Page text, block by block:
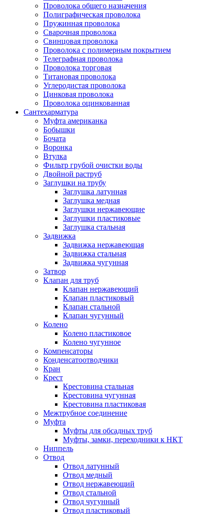
Проволока общего назначения
Полиграфическая проволока
Пружинная проволока
Сварочная проволока
Свинцовая проволока
Проволока с полимерным покрытием
Телеграфная проволока
Проволока торговая
Титановая проволока
Углеродистая проволока
Цинковая проволока
Проволока оцинкованная
Сантехарматура
Муфта американка
Бобышки
Бочата
Воронка
Втулка
Фильтр грубой очистки воды
Двойной раструб
Заглушки на трубу
Заглушка латунная
Заглушка медная
Заглушки нержавеющие
Заглушки пластиковые
Заглушка стальная
Задвижка
Задвижка нержавеющая
Задвижка стальная
Задвижка чугунная
Затвор
Клапан для труб
Клапан нержавеющий
Клапан пластиковый
Клапан стальной
Клапан чугунный
Колено
Колено пластиковое
Колено чугунное
Компенсаторы
Конденсатоотводчики
Кран
Крест
Крестовина стальная
Крестовина чугунная
Крестовина пластиковая
Межтрубное соединение
Муфта
Муфты для обсадных труб
Муфты, замки, переходники к НКТ
Ниппель
Отвод
Отвод латунный
Отвод медный
Отвод нержавеющий
Отвод стальной
Отвод чугунный
Отвод пластиковый